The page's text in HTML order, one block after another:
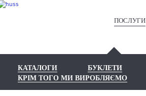
ПОСЛУГИ
КАТАЛОГИ БУКЛЕТИ
КРІМ ТОГО МИ ВИРОБЛЯЄМО